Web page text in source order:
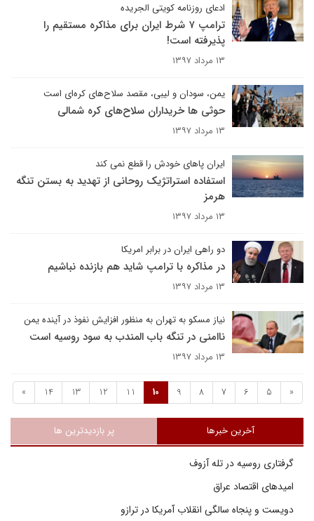
ادعای روزنامه کویتی الجریده
ترامپ ۷ شرط ایران برای مذاکره مستقیم را
پذیرفته است!
۱۳ مرداد ۱۳۹۷
یمن، سودان و لیبی، مقصد سلاح‌های کره‌ای است
حوثی ها خریداران سلاح‌های کره شمالی
۱۳ مرداد ۱۳۹۷
ایران پاهای خودش را قطع نمی کند
استفاده استراتژیک روحانی از تهدید به بستن تنگه
هرمز
۱۳ مرداد ۱۳۹۷
دو راهی ایران در برابر امریکا
در مذاکره با ترامپ شاید هم بازنده نباشیم
۱۳ مرداد ۱۳۹۷
نیاز مسکو به تهران به منظور افزایش نفوذ در آینده یمن
ناامنی در تنگه باب المندب به سود روسیه است
۱۳ مرداد ۱۳۹۷
«
5
6
7
8
9
10
11
12
13
14
»
آخرین خبرها پر بازدیدترین ها
گرفتاری روسیه در تله آزوف
امیدهای اقتصاد عراق
دویست و پنجاه سالگی انقلاب آمریکا در ترازو